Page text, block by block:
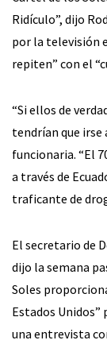
Ridículo”, dijo
por la televisión
repiten” con el
“Si ellos de
tendrían que irse
funcionaria. “El
a través de
traficante de
El secretario de
dijo la semana
Soles
Estados Unidos”
una entrevista